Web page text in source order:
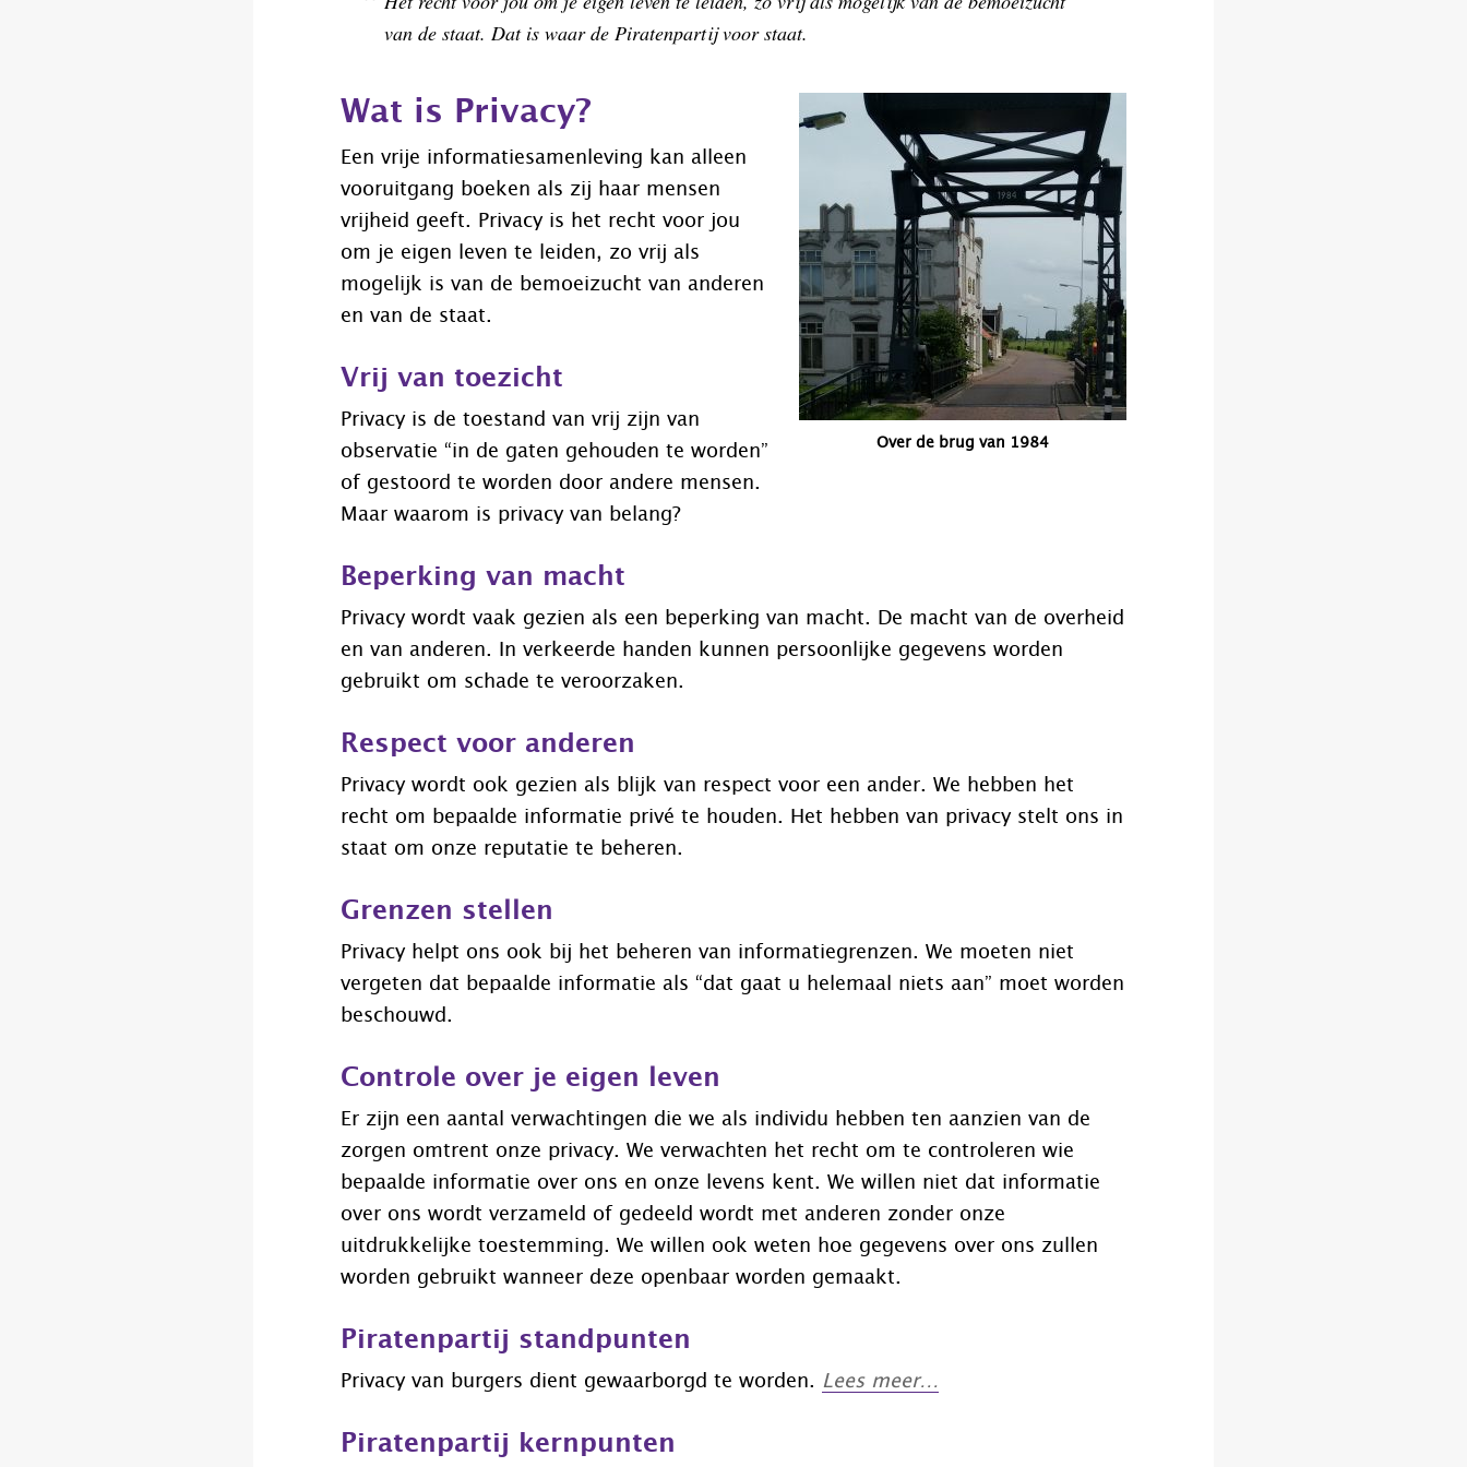
van de staat. Dat is waar de Piratenpartij voor staat.
Over de brug van 1984
Wat is Privacy?
Een vrije informatiesamenleving kan alleen
vooruitgang boeken als zij haar mensen
vrijheid geeft. Privacy is het recht voor jou
om je eigen leven te leiden, zo vrij als
mogelijk is van de bemoeizucht van anderen
en van de staat.
Vrij van toezicht
Privacy is de toestand van vrij zijn van
observatie “in de gaten gehouden te worden”
of gestoord te worden door andere mensen.
Maar waarom is privacy van belang?
Beperking van macht
Privacy wordt vaak gezien als een beperking van macht. De macht van de overheid
en van anderen. In verkeerde handen kunnen persoonlijke gegevens worden
gebruikt om schade te veroorzaken.
Respect voor anderen
Privacy wordt ook gezien als blijk van respect voor een ander. We hebben het
recht om bepaalde informatie privé te houden. Het hebben van privacy stelt ons in
staat om onze reputatie te beheren.
Grenzen stellen
Privacy helpt ons ook bij het beheren van informatiegrenzen. We moeten niet
vergeten dat bepaalde informatie als “dat gaat u helemaal niets aan” moet worden
beschouwd.
Controle over je eigen leven
Er zijn een aantal verwachtingen die we als individu hebben ten aanzien van de
zorgen omtrent onze privacy. We verwachten het recht om te controleren wie
bepaalde informatie over ons en onze levens kent. We willen niet dat informatie
over ons wordt verzameld of gedeeld wordt met anderen zonder onze
uitdrukkelijke toestemming. We willen ook weten hoe gegevens over ons zullen
worden gebruikt wanneer deze openbaar worden gemaakt.
Piratenpartij standpunten
Privacy van burgers dient gewaarborgd te worden. Lees meer…
Piratenpartij kernpunten